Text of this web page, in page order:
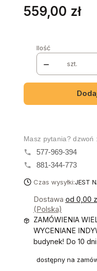
Cena
559,00 zł
Ilość
szt.
Masz pytania? dzwoń
577-969-394
881-344-773
Czas wysyłki:JEST
Dostawa od 0,00
(Polska)
ZAMÓWIENIA
WYCENIANE
budynek! Do 10
dostępny na